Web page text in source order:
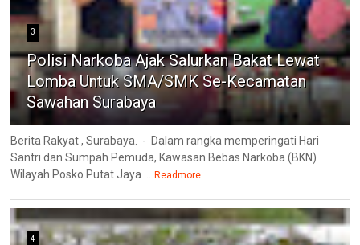
3
Polisi Narkoba Ajak Salurkan Bakat Lewat
Lomba Untuk SMA/SMK Se-Kecamatan
Sawahan Surabaya
Berita Rakyat , Surabaya. - Dalam rangka memperingati Hari
Santri dan Sumpah Pemuda, Kawasan Bebas Narkoba (BKN)
Wilayah Posko Putat Jaya ... Readmore
4